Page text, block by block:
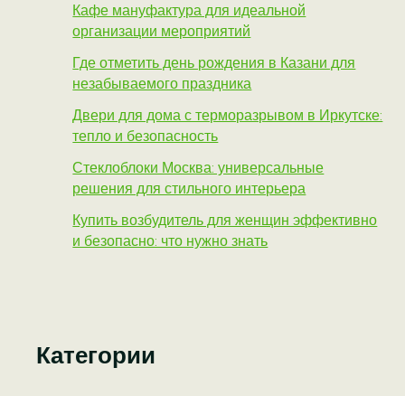
Кафе мануфактура для идеальной
организации мероприятий
Где отметить день рождения в Казани для
незабываемого праздника
Двери для дома с терморазрывом в Иркутске:
тепло и безопасность
Стеклоблоки Москва: универсальные
решения для стильного интерьера
Купить возбудитель для женщин эффективно
и безопасно: что нужно знать
Категории